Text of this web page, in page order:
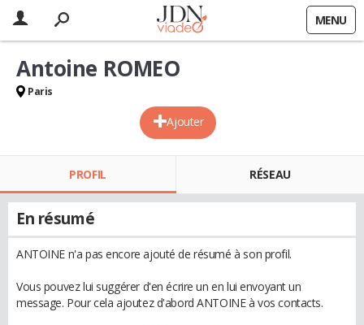
MENU
Ajouter
Antoine ROMEO
Paris
PROFIL RÉSEAU
En résumé
ANTOINE n'a pas encore ajouté de résumé à son profil.
Vous pouvez lui suggérer d'en écrire un en lui envoyant un
message. Pour cela ajoutez d'abord ANTOINE à vos contacts.